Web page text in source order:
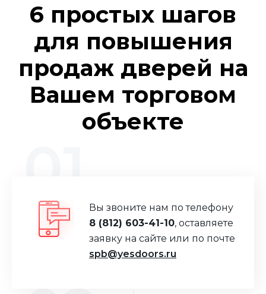
6 простых шагов
для повышения
продаж дверей на
Вашем торговом
объекте
Вы звоните нам по телефону
8 (812) 603-41-10, оставляете
заявку на сайте или по почте
spb@yesdoors.ru